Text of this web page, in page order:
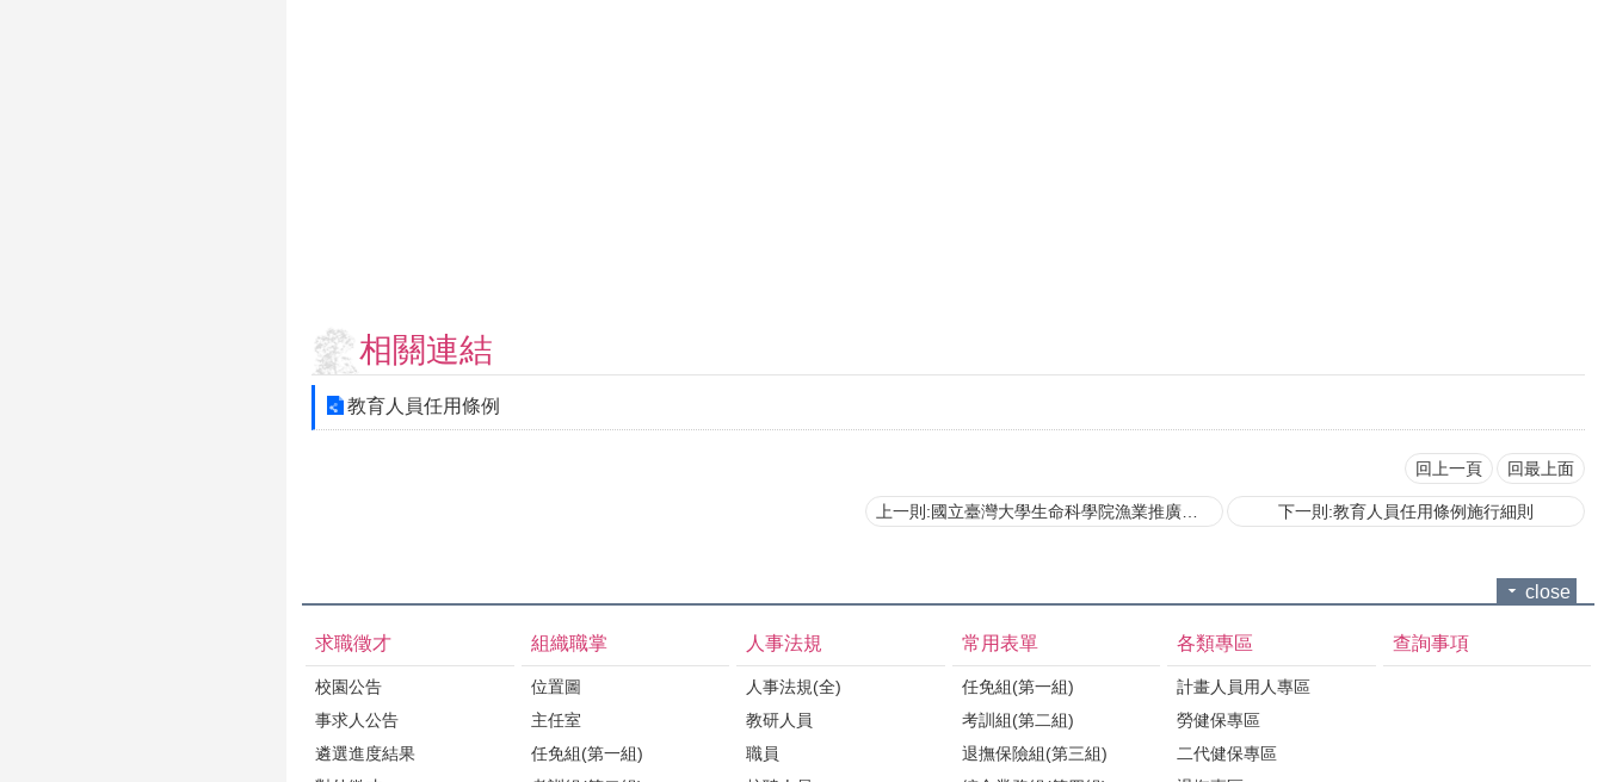
相關連結
教育人員任用條例
回上一頁 回最上面
上一則:國立臺灣大學生命科學院漁業推廣委員會組織規程 下一則:教育人員任用條例施行細則
close
求職徵才
校園公告
事求人公告
遴選進度結果
組織職掌
位置圖
主任室
任免組(第一組)
人事法規
人事法規(全)
教研人員
職員
常用表單
任免組(第一組)
考訓組(第二組)
退撫保險組(第三組)
各類專區
計畫人員用人專區
勞健保專區
二代健保專區
查詢事項